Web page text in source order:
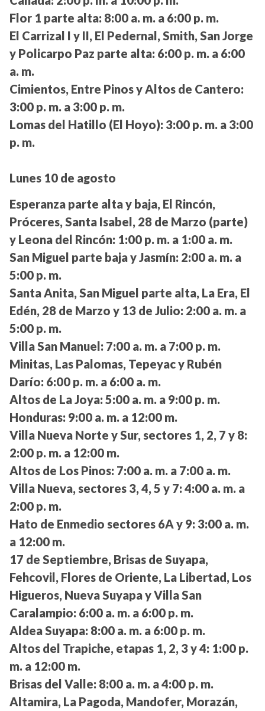
Flor 1 parte alta: 8:00 a. m. a 6:00 p. m.
El Carrizal I y II, El Pedernal, Smith, San Jorge
y Policarpo Paz parte alta: 6:00 p. m. a 6:00
a. m.
Cimientos, Entre Pinos y Altos de Cantero:
3:00 p. m. a 3:00 p. m.
Lomas del Hatillo (El Hoyo): 3:00 p. m. a 3:00
p. m.
Lunes 10 de agosto
Esperanza parte alta y baja, El Rincón,
Próceres, Santa Isabel, 28 de Marzo (parte)
y Leona del Rincón: 1:00 p. m. a 1:00 a. m.
San Miguel parte baja y Jasmín: 2:00 a. m. a
5:00 p. m.
Santa Anita, San Miguel parte alta, La Era, El
Edén, 28 de Marzo y 13 de Julio: 2:00 a. m. a
5:00 p. m.
Villa San Manuel: 7:00 a. m. a 7:00 p. m.
Minitas, Las Palomas, Tepeyac y Rubén
Darío: 6:00 p. m. a 6:00 a. m.
Altos de La Joya: 5:00 a. m. a 9:00 p. m.
Honduras: 9:00 a. m. a 12:00 m.
Villa Nueva Norte y Sur, sectores 1, 2, 7 y 8:
2:00 p. m. a 12:00 m.
Altos de Los Pinos: 7:00 a. m. a 7:00 a. m.
Villa Nueva, sectores 3, 4, 5 y 7: 4:00 a. m. a
2:00 p. m.
Hato de Enmedio sectores 6A y 9: 3:00 a. m.
a 12:00 m.
17 de Septiembre, Brisas de Suyapa,
Fehcovil, Flores de Oriente, La Libertad, Los
Higueros, Nueva Suyapa y Villa San
Caralampio: 6:00 a. m. a 6:00 p. m.
Aldea Suyapa: 8:00 a. m. a 6:00 p. m.
Altos del Trapiche, etapas 1, 2, 3 y 4: 1:00 p.
m. a 12:00 m.
Brisas del Valle: 8:00 a. m. a 4:00 p. m.
Altamira, La Pagoda, Mandofer, Morazán,